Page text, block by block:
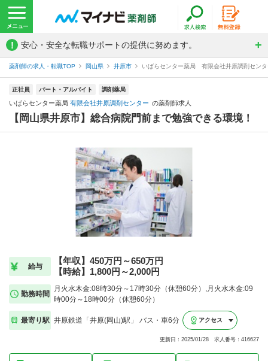
! 安心・安全な転職サポートの提供に努めます。
薬剤師の求人・転職TOP 岡山県 井原市 いばらセンター薬局 有限会社井原調剤セン
正社員 パート・アルバイト 調剤薬局
いばらセンター薬局 有限会社井原調剤センター の薬剤師求人
【岡山県井原市】総合病院門前まで勉強できる環境！
給与
【年収】450万円～650万円
【時給】1,800円～2,000円
勤務時間
月火水木金:08時30分～17時30分（休憩60分）,月火水木金:09
時00分～18時00分（休憩60分）
最寄り駅 井原鉄道「井原(岡山)駅」 バス・車6分 アクセス
更新日：2025/01/28 求人番号：416627